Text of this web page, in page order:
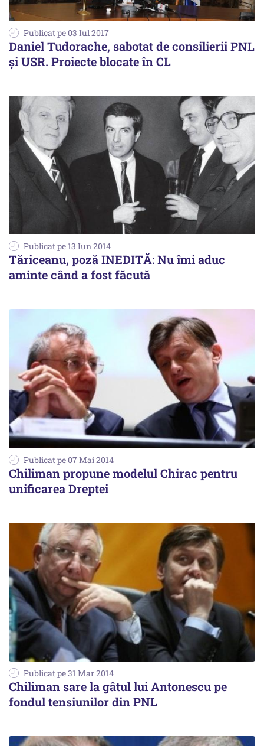
Publicat pe 03 Iul 2017
Daniel Tudorache, sabotat de consilierii PNL
și USR. Proiecte blocate în CL
Publicat pe 13 Iun 2014
Tăriceanu, poză INEDITĂ: Nu îmi aduc
aminte când a fost făcută
Publicat pe 07 Mai 2014
Chiliman propune modelul Chirac pentru
unificarea Dreptei
Publicat pe 31 Mar 2014
Chiliman sare la gâtul lui Antonescu pe
fondul tensiunilor din PNL